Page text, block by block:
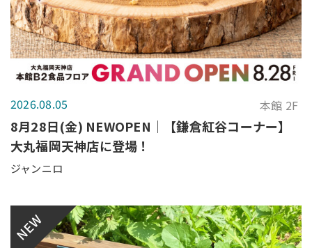
2026.08.05 本館 2F
8月28日(金) NEWOPEN｜【鎌倉紅谷コーナー】
大丸福岡天神店に登場！
ジャンニロ
NEW